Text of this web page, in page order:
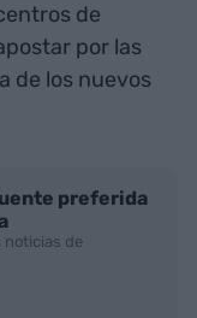
de
por las
de los nuevos
preferida
de